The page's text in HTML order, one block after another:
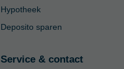
Hypotheek
Deposito sparen
Service & contact